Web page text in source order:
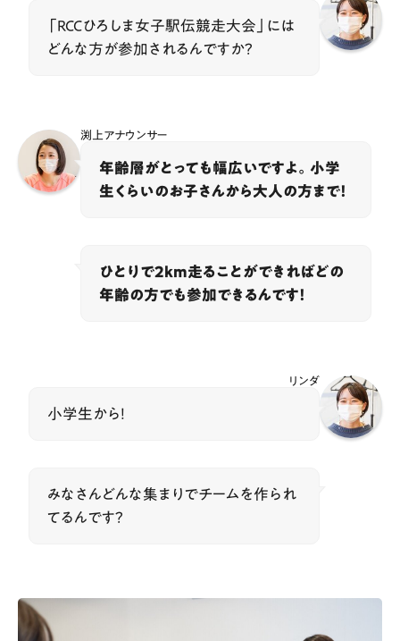
「RCCひろしま女子駅伝競走大会」には
どんな方が参加されるんですか？
渕上アナウンサー
年齢層がとっても幅広いですよ。小学
生くらいのお子さんから大人の方まで！
ひとりで2km走ることができればどの
年齢の方でも参加できるんです！
リンダ
小学生から！
みなさんどんな集まりでチームを作られ
てるんです？